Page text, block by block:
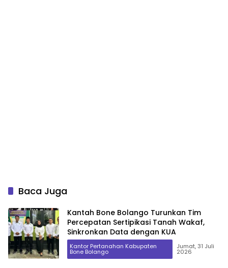
Baca Juga
Kantah Bone Bolango Turunkan Tim
Percepatan Sertipikasi Tanah Wakaf,
Sinkronkan Data dengan KUA
Kantor Pertanahan Kabupaten
Bone Bolango
Jumat, 31 Juli
2026